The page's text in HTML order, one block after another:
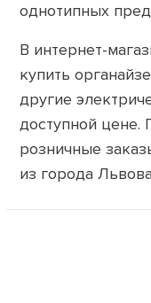
однотипных
В интернет-
купить
другие
доступной цене.
розничные
из города